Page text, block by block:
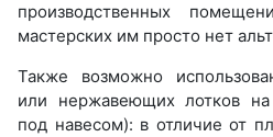
производственных
мастерских им просто нет
Также возможно
или нержавеющих лотков
под навесом): в отличие от